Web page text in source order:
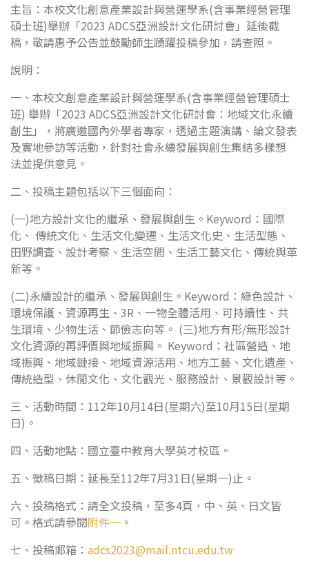
主旨：本校文化創意產業設計與營運學系(含事業經營管理
碩士班)舉辦「2023 ADCS亞洲設計文化研討會」延後截
稿，敬請惠予公告並鼓勵師生踴躍投稿參加，請查照。
說明：
一、本校文創意產業設計與營運學系(含事業經營管理碩士
班) 舉辦「2023 ADCS亞洲設計文化研討會：地域文化永續
創生」，將廣邀國內外學者專家，透過主題演講、論文發表
及實地參訪等活動，針對社會永續發展與創生集結多樣想
法並提供意見。
二、投稿主題包括以下三個面向：
(一)地方設計文化的繼承、發展與創生。Keyword：國際
化、 傳統文化、生活文化變遷、生活文化史、生活型態、
田野調査、設計考察、生活空間、生活工藝文化、傳統與革
新等。
(二)永續設計的繼承、發展與創生。Keyword：綠色設計、
環境保護、資源再生、3R、一物全體活用、可持續性、共
生環境、少物生活、節儉志向等。 (三)地方有形/無形設計
文化資源的再評價與地域振興。 Keyword：社區營造、地
域振興、地域鏈接、地域資源活用、地方工藝、文化遺產、
傳統造型、休閒文化、文化觀光、服務設計、景觀設計等。
三、活動時間：112年10月14日(星期六)至10月15日(星期
日)。
四、活動地點：國立臺中教育大學英才校區。
五、徵稿日期：延長至112年7月31日(星期一)止。
六、投稿格式：請全文投稿，至多4頁，中、英、日文皆
可。格式請參閱附件一 。
七、投稿郵箱： adcs2023@mail.ntcu.edu.tw